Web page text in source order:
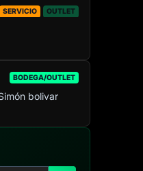
BODEGA/OUTLET
bolivar
SERVICIO OUTLET